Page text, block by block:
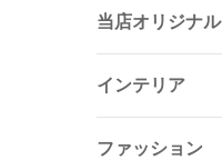
当店オリジナル
インテリア
ファッション